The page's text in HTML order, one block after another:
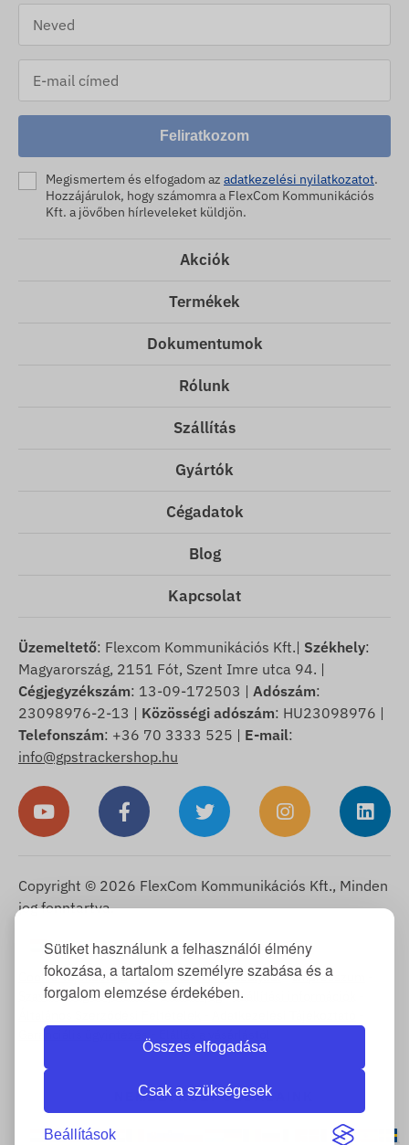
Sütiket használunk a felhasználói élmény
fokozása, a tartalom személyre szabása és a
forgalom elemzése érdekében.
Összes elfogadása
Csak a szükségesek
Beállítások
Feliratkozom
Megismertem és elfogadom az adatkezelési nyilatkozatot.
Hozzájárulok, hogy számomra a FlexCom Kommunikációs
Kft. a jövőben hírleveleket küldjön.
Akciók
Termékek
Dokumentumok
Rólunk
Szállítás
Gyártók
Cégadatok
Blog
Kapcsolat
Üzemeltető: Flexcom Kommunikációs Kft.| Székhely:
Magyarország, 2151 Fót, Szent Imre utca 94. |
Cégjegyzékszám: 13-09-172503 | Adószám:
23098976-2-13 | Közösségi adószám: HU23098976 |
Telefonszám: +36 70 3333 525 | E-mail:
info@gpstrackershop.hu
Copyright © 2026 FlexCom Kommunikációs Kft., Minden
jog fenntartva.
Magyar ▼
Cookie Tájékoztató-Visszaküldési szabályzat-Impresszum
Szavatosság és jótállás-Elállási jog-Szállítási információk
Garanciális ügyintézés-
NEMZETKÖZI OLDALAINK